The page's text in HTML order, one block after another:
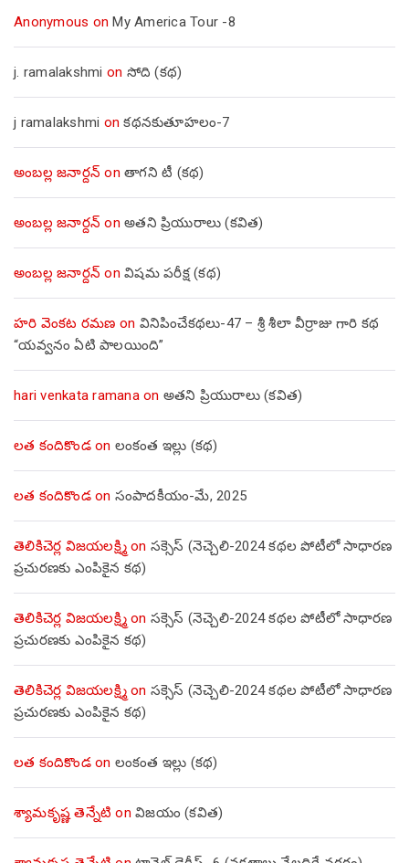
Anonymous onMy America Tour -8
j. ramalakshmi on సోది (కథ)
j ramalakshmi onకథనకుతూహలం-7
అంబల్ల జనార్దన్ on తాగని టీ (కథ)
అంబల్ల జనార్దన్ on అతని ప్రియురాలు (కవిత)
అంబల్ల జనార్దన్ on విషమ పరీక్ష (క‌థ‌)
హరి వెంకట రమణ on వినిపించేకథలు-47 – శ్రీ శీలా వీర్రాజు గారి కథ
“యవ్వనం ఏటి పాలయింది”
hari venkata ramanaon అతని ప్రియురాలు (కవిత)
లత కందికొండon లంకంత ఇల్లు (కథ)
లత కందికొండon సంపాదకీయం-మే, 2025
తెలికిచెర్ల విజయలక్ష్మిon సక్సెస్ (నెచ్చెలి-2024 కథల పోటీలో సాధారణ
ప్రచురణకు ఎంపికైన కథ)
తెలికిచెర్ల విజయలక్ష్మిon సక్సెస్ (నెచ్చెలి-2024 కథల పోటీలో సాధారణ
ప్రచురణకు ఎంపికైన కథ)
తెలికిచెర్ల విజయలక్ష్మిon సక్సెస్ (నెచ్చెలి-2024 కథల పోటీలో సాధారణ
ప్రచురణకు ఎంపికైన కథ)
లత కందికొండon లంకంత ఇల్లు (కథ)
శ్యామకృష్ణ తెన్నేటి on విజయం (కవిత)